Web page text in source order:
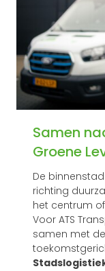
Samen
Groene
De
richting
het centrum
Voor ATS
samen met